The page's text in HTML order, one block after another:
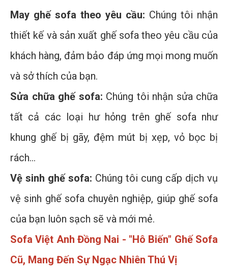
May ghế sofa theo yêu cầu: Chúng tôi nhận
thiết kế và sản xuất ghế sofa theo yêu cầu của
khách hàng, đảm bảo đáp ứng mọi mong muốn
và sở thích của bạn.
Sửa chữa ghế sofa: Chúng tôi nhận sửa chữa
tất cả các loại hư hỏng trên ghế sofa như
khung ghế bị gãy, đệm mút bị xẹp, vỏ bọc bị
rách...
Vệ sinh ghế sofa: Chúng tôi cung cấp dịch vụ
vệ sinh ghế sofa chuyên nghiệp, giúp ghế sofa
của bạn luôn sạch sẽ và mới mẻ.
Sofa Việt Anh Đồng Nai - "Hô Biến" Ghế Sofa
Cũ, Mang Đến Sự Ngạc Nhiên Thú Vị